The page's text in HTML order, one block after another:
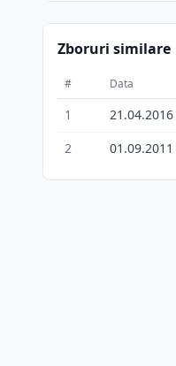
Zboruri similare
# Data
1 21.04.2016
2
01.09.2011